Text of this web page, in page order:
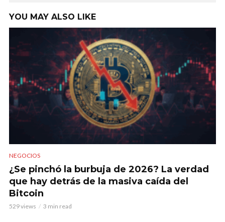
YOU MAY ALSO LIKE
NEGOCIOS
¿Se pinchó la burbuja de 2026? La verdad
que hay detrás de la masiva caída del
Bitcoin
529 views 3 min read